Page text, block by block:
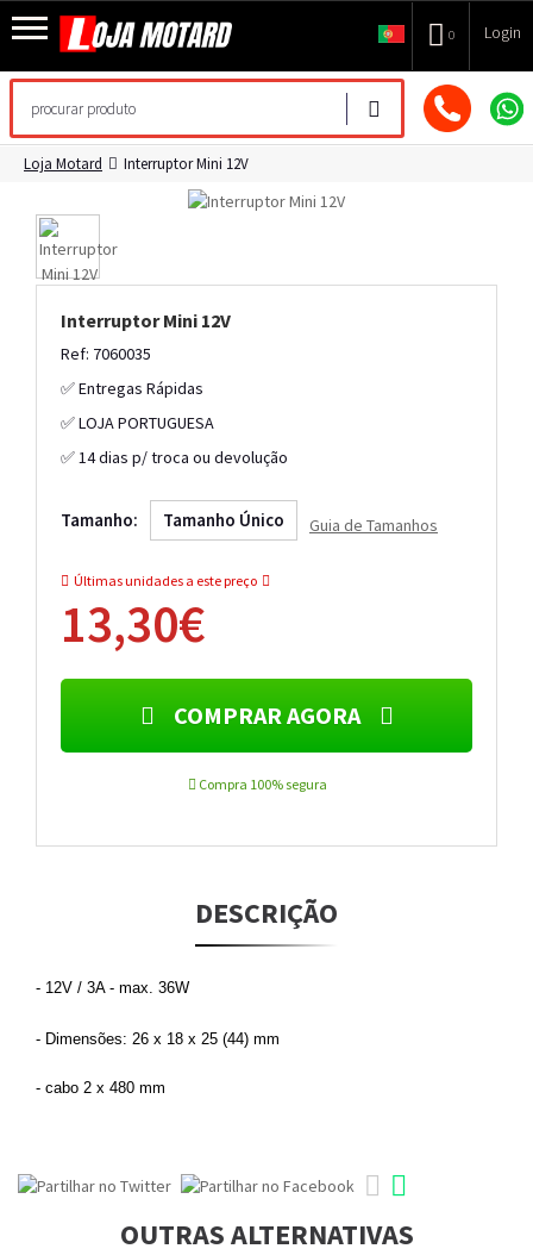
0 Login
Loja Motard Interruptor Mini 12V
Interruptor Mini 12V
Ref: 7060035
✅ Entregas Rápidas
✅ LOJA PORTUGUESA
✅ 14 dias p/ troca ou devolução
Tamanho: Tamanho Único Guia de Tamanhos
Últimas unidades a este preço
13,30€
COMPRAR AGORA
Compra 100% segura
DESCRIÇÃO
- 12V / 3A - max. 36W
- Dimensões: 26 x 18 x 25 (44) mm
- cabo 2 x 480 mm
OUTRAS ALTERNATIVAS